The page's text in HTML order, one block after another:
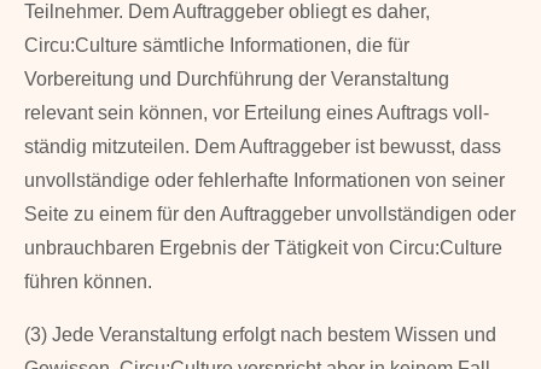
Teilnehmer. Dem Auftraggeber obliegt es daher,
Circu:Culture sämtliche Infor­mationen, die für
Vorbereitung und Durchführung der Veranstaltung
relevant sein können, vor Erteilung eines Auf­trags voll­
ständig mitzuteilen. Dem Auftraggeber ist be­wusst, dass
unvollständige oder fehlerhafte Informationen von seiner
Seite zu einem für den Auftraggeber unvollständigen oder
unbrauchbaren Ergebnis der Tätigkeit von Circu:Culture
führen können.
(3) Jede Veranstaltung erfolgt nach bestem Wissen und